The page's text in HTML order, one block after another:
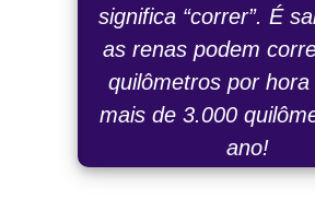
significa “correr”. É
as renas podem
quilômetros por
mais de 3.000
ano!